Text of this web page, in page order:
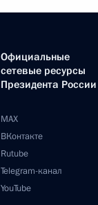
Официальные
сетевые ресурсы
Президента России
MAX
ВКонтакте
Rutube
Telegram-канал
YouTube